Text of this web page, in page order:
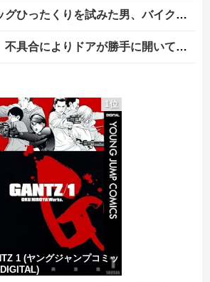
ったくりを試みた男、バイクを盗られる！
合によりドアが勝手に開いてしまう件
医療スタッフたちの姿をご覧ください」→「マジで鳥肌立った」「こういう姿は韓国も見習わないと」「あん...
舫だから叩いていい、との報道に何度も向き合ってきました」→ツッコミ殺到
の映像があまりにも・・・
1位
1 (ヤングジャンプコミッ